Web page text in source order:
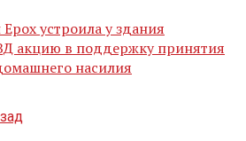
устроила у здания
акцию в поддержку принятия
насилия